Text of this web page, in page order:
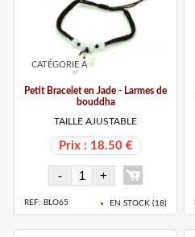
CATÉGORIE A
Petit Bracelet en Jade - Larmes de
bouddha
TAILLE AJUSTABLE
Prix : 18.50 €
REF: BLO65 EN STOCK ( 18)